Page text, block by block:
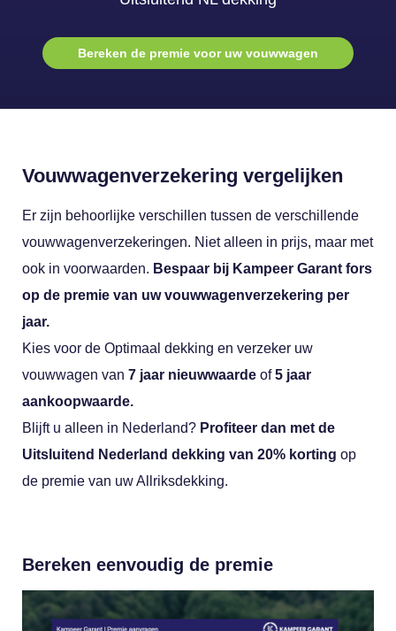
Bereken de premie voor uw vouwwagen
Vouwwagenverzekering vergelijken
Er zijn behoorlijke verschillen tussen de verschillende
vouwwagenverzekeringen. Niet alleen in prijs, maar met
ook in voorwaarden. Bespaar bij Kampeer Garant fors
op de premie van uw vouwwagenverzekering per
jaar.
Kies voor de Optimaal dekking en verzeker uw
vouwwagen van 7 jaar nieuwwaarde of5 jaar
aankoopwaarde.
Blijft u alleen in Nederland? Profiteer dan met de
Uitsluitend Nederland dekking van 20% korting op
de premie van uw Allriksdekking.
Bereken eenvoudig de premie